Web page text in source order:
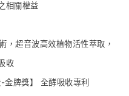
相關權益
，超音波高效植物活性萃取，
收
金牌獎】 全酵吸收專利